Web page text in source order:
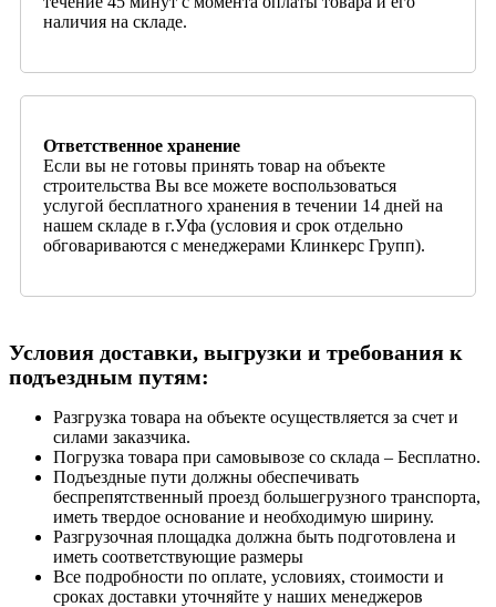
наличия на складе.
Ответственное хранение
Если вы не готовы принять товар на объекте
строительства Вы все можете воспользоваться
услугой бесплатного хранения в течении 14 дней на
нашем складе в г.Уфа (условия и срок отдельно
обговариваются с менеджерами Клинкерс Групп).
Условия доставки, выгрузки и требования к
подъездным путям:
Разгрузка товара на объекте осуществляется за счет и
силами заказчика.
Погрузка товара при самовывозе со склада – Бесплатно.
Подъездные пути должны обеспечивать
беспрепятственный проезд большегрузного транспорта,
иметь твердое основание и необходимую ширину.
Разгрузочная площадка должна быть подготовлена и
иметь соответствующие размеры
Все подробности по оплате, условиях, стоимости и
сроках доставки уточняйте у наших менеджеров